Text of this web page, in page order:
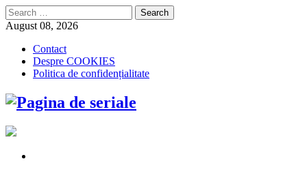
Search
for:
August 08, 2026
Contact
Despre COOKIES
Politica de confidențialitate